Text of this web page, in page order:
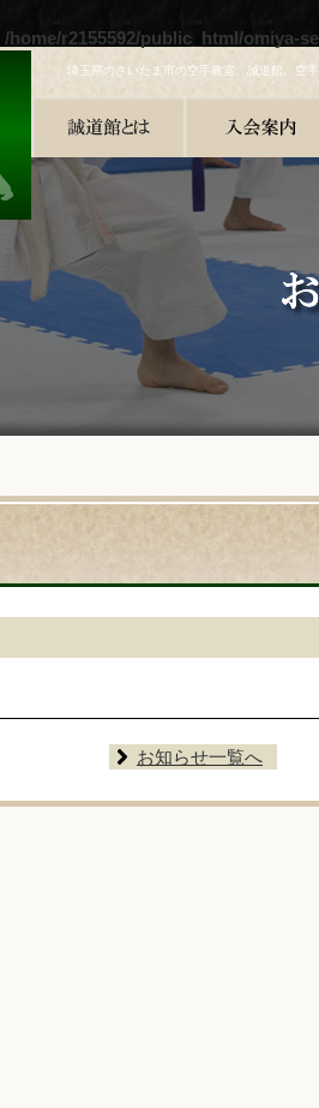
/home/r2155592/public_html/omiya-
埼玉県のさいたま市の空手教室、誠道館。空
お知らせ一覧へ